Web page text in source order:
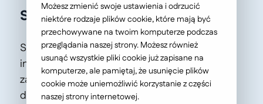
sojusz
Spekulacje dotyczące poszerzenia oferty
internetowego lidera pojawiły się za sprawą
zatrudnienia Jacka Palca na stanowisku
dyrektora e-groceries.
Możesz zmienić swoje ustawienia i odrzucić
niektóre rodzaje plików cookie, które mają być
przechowywane na twoim komputerze podczas
przeglądania naszej strony. Możesz również
usunąć wszystkie pliki cookie już zapisane na
komputerze, ale pamiętaj, że usunięcie plików
cookie może uniemożliwić korzystanie z części
naszej strony internetowej.